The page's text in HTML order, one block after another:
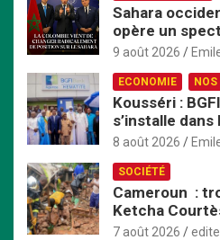
Sahara
opère un
9 août 2026
ECONOMIE
Kousséri :
s’installe
mise sur le
8 août 2026
SOCIÉTÉ
Cameroun :
Ketcha
face aux
7 août 2026